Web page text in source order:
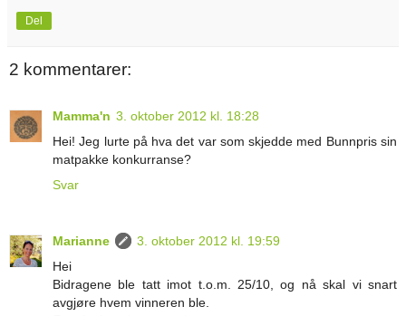
Del
2 kommentarer:
Mamma'n 3. oktober 2012 kl. 18:28
Hei! Jeg lurte på hva det var som skjedde med Bunnpris sin
matpakke konkurranse?
Svar
Marianne
3. oktober 2012 kl. 19:59
Hei
Bidragene ble tatt imot t.o.m. 25/10, og nå skal vi snart
avgjøre hvem vinneren ble.